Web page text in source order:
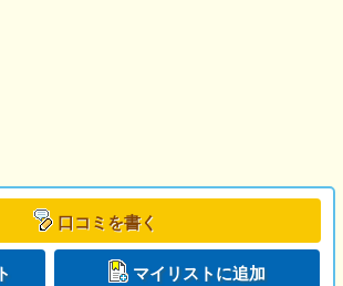
口コミを書く
マイリストに追加